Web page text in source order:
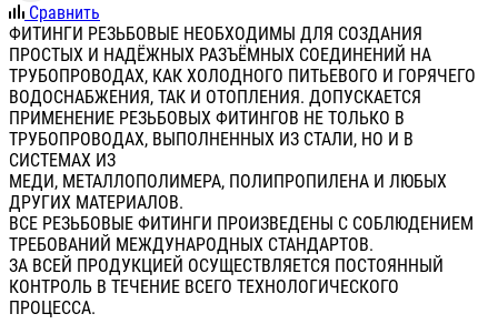
Сравнить
ФИТИНГИ РЕЗЬБОВЫЕ НЕОБХОДИМЫ ДЛЯ СОЗДАНИЯ
ПРОСТЫХ И НАДЁЖНЫХ РАЗЪЁМНЫХ СОЕДИНЕНИЙ НА
ТРУБОПРОВОДАХ, КАК ХОЛОДНОГО ПИТЬЕВОГО И ГОРЯЧЕГО
ВОДОСНАБЖЕНИЯ, ТАК И ОТОПЛЕНИЯ. ДОПУСКАЕТСЯ
ПРИМЕНЕНИЕ РЕЗЬБОВЫХ ФИТИНГОВ НЕ ТОЛЬКО В
ТРУБОПРОВОДАХ, ВЫПОЛНЕННЫХ ИЗ СТАЛИ, НО И В
СИСТЕМАХ ИЗ
МЕДИ, МЕТАЛЛОПОЛИМЕРА, ПОЛИПРОПИЛЕНА И ЛЮБЫХ
ДРУГИХ МАТЕРИАЛОВ.
ВСЕ РЕЗЬБОВЫЕ ФИТИНГИ ПРОИЗВЕДЕНЫ С СОБЛЮДЕНИЕМ
ТРЕБОВАНИЙ МЕЖДУНАРОДНЫХ СТАНДАРТОВ.
ЗА ВСЕЙ ПРОДУКЦИЕЙ ОСУЩЕСТВЛЯЕТСЯ ПОСТОЯННЫЙ
КОНТРОЛЬ В ТЕЧЕНИЕ ВСЕГО ТЕХНОЛОГИЧЕСКОГО
ПРОЦЕССА.